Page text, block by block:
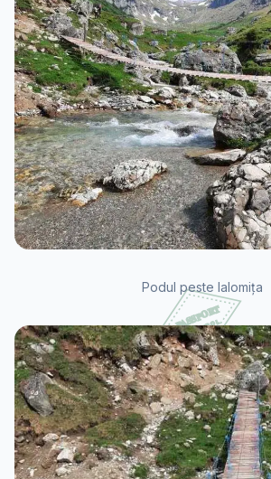
Podul peste Ialomița